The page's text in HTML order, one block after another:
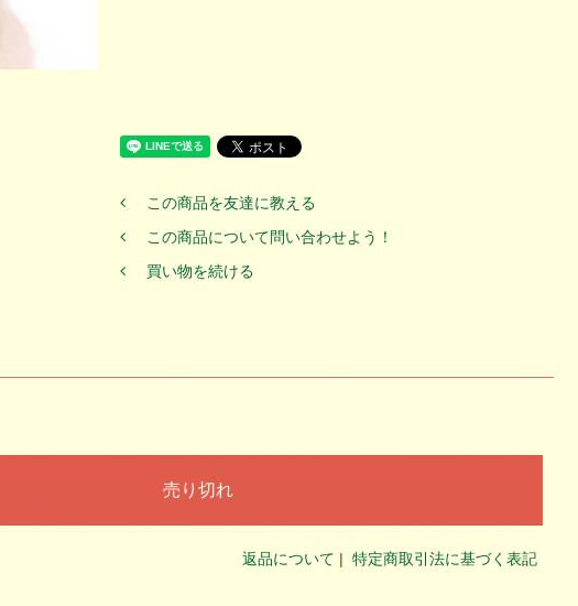
この商品を友達に教える
この商品について問い合わせよう！
買い物を続ける
返品について | 特定商取引法に基づく表記